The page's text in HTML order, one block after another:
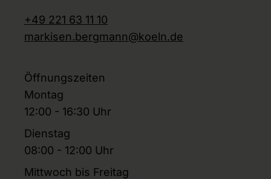
+49 221 63 11 10
markisen.bergmann@koeln.de
Öffnungszeiten
Montag
12:00 - 16:30 Uhr
Dienstag
08:00 - 12:00 Uhr
Mittwoch bis Freitag